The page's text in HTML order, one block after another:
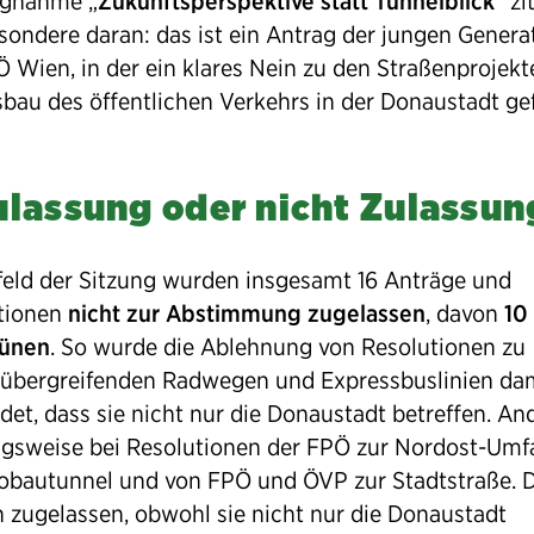
daran: das ist ein Antrag der jungen
Wien, in der ein klares Nein zu den
des öffentlichen Verkehrs in der Donaustadt
oder nicht
der Sitzung wurden insgesamt 16 Anträge und
nicht zur Abstimmung zugelassen, davon
. So wurde die Ablehnung von Resolutionen zu
Radwegen und Expressbuslinien
dass sie nicht nur die Donaustadt betreffen.
bei Resolutionen der FPÖ zur Nordost-
und von FPÖ und ÖVP zur Stadtstraße.
zugelassen, obwohl sie nicht nur die Donaustadt